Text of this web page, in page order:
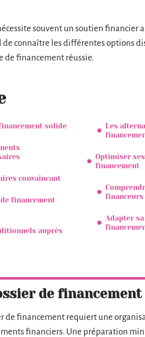
souvent un soutien financier
de connaître les différentes options
de financement réussie.
solide
convaincant
financement
auprès
Les
Optimiser
financement
financeurs
Adapter
de
de financement requiert une
financiers. Une préparation